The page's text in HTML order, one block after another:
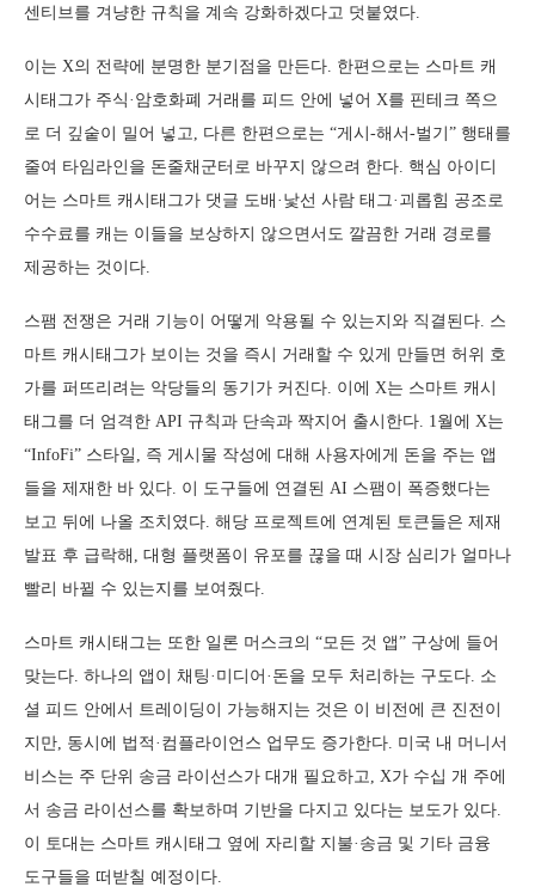
센티브를 겨냥한 규칙을 계속 강화하겠다고 덧붙였다.
이는 X의 전략에 분명한 분기점을 만든다. 한편으로는 스마트 캐
시태그가 주식·암호화폐 거래를 피드 안에 넣어 X를 핀테크 쪽으
로 더 깊숱이 밀어 넣고, 다른 한편으로는 “게시-해서-벌기” 행태를
줄여 타임라인을 돈줄채군터로 바꾸지 않으려 한다. 핵심 아이디
어는 스마트 캐시태그가 댓글 도배·낯선 사람 태그·괴롭힘 공조로
수수료를 캐는 이들을 보상하지 않으면서도 깔끔한 거래 경로를
제공하는 것이다.
스팸 전쟁은 거래 기능이 어떻게 악용될 수 있는지와 직결된다. 스
마트 캐시태그가 보이는 것을 즉시 거래할 수 있게 만들면 허위 호
가를 퍼뜨리려는 악당들의 동기가 커진다. 이에 X는 스마트 캐시
태그를 더 엄격한 API 규칙과 단속과 짝지어 출시한다. 1월에 X는
“InfoFi” 스타일, 즉 게시물 작성에 대해 사용자에게 돈을 주는 앱
들을 제재한 바 있다. 이 도구들에 연결된 AI 스팸이 폭증했다는
보고 뒤에 나올 조치였다. 해당 프로젝트에 연계된 토큰들은 제재
발표 후 급락해, 대형 플랫폼이 유포를 끊을 때 시장 심리가 얼마나
빨리 바뀔 수 있는지를 보여줬다.
스마트 캐시태그는 또한 일론 머스크의 “모든 것 앱” 구상에 들어
맞는다. 하나의 앱이 채팅·미디어·돈을 모두 처리하는 구도다. 소
셜 피드 안에서 트레이딩이 가능해지는 것은 이 비전에 큰 진전이
지만, 동시에 법적·컴플라이언스 업무도 증가한다. 미국 내 머니서
비스는 주 단위 송금 라이선스가 대개 필요하고, X가 수십 개 주에
서 송금 라이선스를 확보하며 기반을 다지고 있다는 보도가 있다.
이 토대는 스마트 캐시태그 옆에 자리할 지불·송금 및 기타 금융
도구들을 떠받칠 예정이다.